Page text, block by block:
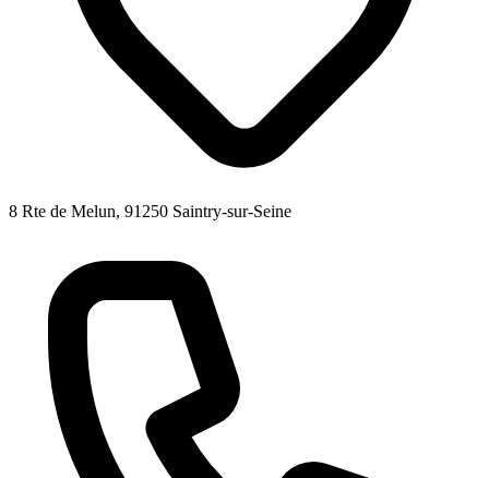
8 Rte de Melun, 91250 Saintry-sur-Seine